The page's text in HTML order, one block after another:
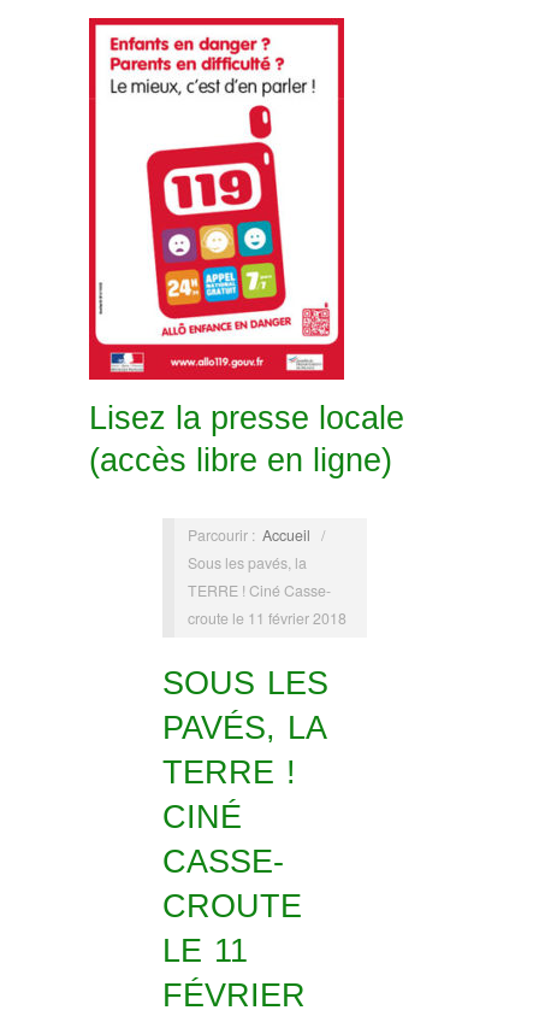
Lisez la presse locale
(accès libre en ligne)
Parcourir : Accueil /
Sous les pavés, la
TERRE ! Ciné Casse-
croute le 11 février 2018
SOUS LES
PAVÉS, LA
TERRE !
CINÉ
CASSE-
CROUTE
LE 11
FÉVRIER